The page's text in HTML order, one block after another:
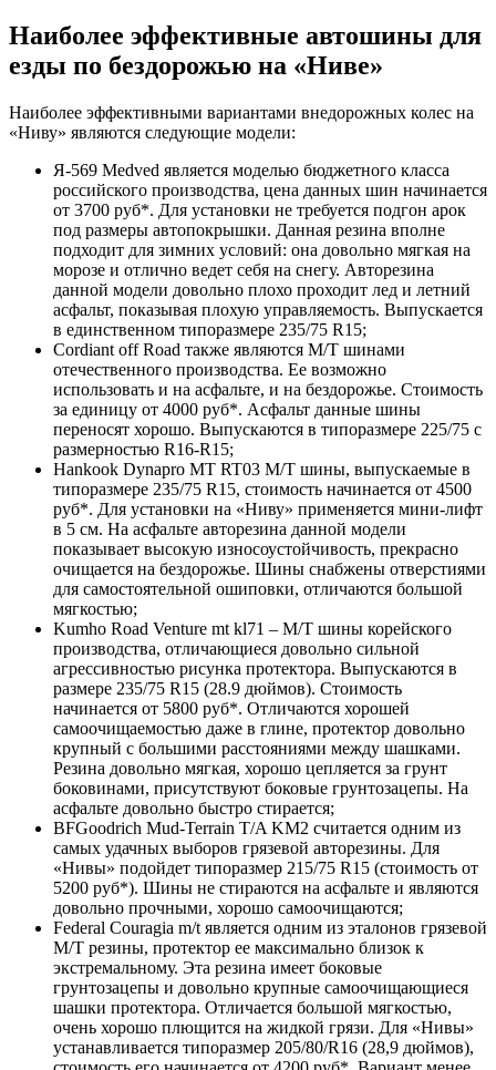
Наиболее эффективные автошины для
езды по бездорожью на «Ниве»
Наиболее эффективными вариантами внедорожных колес на
«Ниву» являются следующие модели:
Я-569 Medved является моделью бюджетного класса
российского производства, цена данных шин начинается
от 3700 руб*. Для установки не требуется подгон арок
под размеры автопокрышки. Данная резина вполне
подходит для зимних условий: она довольно мягкая на
морозе и отлично ведет себя на снегу. Авторезина
данной модели довольно плохо проходит лед и летний
асфальт, показывая плохую управляемость. Выпускается
в единственном типоразмере 235/75 R15;
Cordiant off Road также являются M/T шинами
отечественного производства. Ее возможно
использовать и на асфальте, и на бездорожье. Стоимость
за единицу от 4000 руб*. Асфальт данные шины
переносят хорошо. Выпускаются в типоразмере 225/75 с
размерностью R16-R15;
Hankook Dynapro MT RT03 M/T шины, выпускаемые в
типоразмере 235/75 R15, стоимость начинается от 4500
руб*. Для установки на «Ниву» применяется мини-лифт
в 5 см. На асфальте авторезина данной модели
показывает высокую износоустойчивость, прекрасно
очищается на бездорожье. Шины снабжены отверстиями
для самостоятельной ошиповки, отличаются большой
мягкостью;
Kumho Road Venture mt kl71 – M/T шины корейского
производства, отличающиеся довольно сильной
агрессивностью рисунка протектора. Выпускаются в
размере 235/75 R15 (28.9 дюймов). Стоимость
начинается от 5800 руб*. Отличаются хорошей
самоочищаемостью даже в глине, протектор довольно
крупный с большими расстояниями между шашками.
Резина довольно мягкая, хорошо цепляется за грунт
боковинами, присутствуют боковые грунтозацепы. На
асфальте довольно быстро стирается;
BFGoodrich Mud-Terrain T/A KM2 считается одним из
самых удачных выборов грязевой авторезины. Для
«Нивы» подойдет типоразмер 215/75 R15 (стоимость от
5200 руб*). Шины не стираются на асфальте и являются
довольно прочными, хорошо самоочищаются;
Federal Couragia m/t является одним из эталонов грязевой
M/T резины, протектор ее максимально близок к
экстремальному. Эта резина имеет боковые
грунтозацепы и довольно крупные самоочищающиеся
шашки протектора. Отличается большой мягкостью,
очень хорошо плющится на жидкой грязи. Для «Нивы»
устанавливается типоразмер 205/80/R16 (28,9 дюймов),